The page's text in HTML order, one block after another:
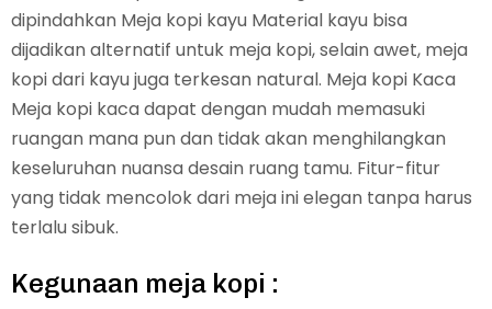
dipindahkan Meja kopi kayu Material kayu bisa
dijadikan alternatif untuk meja kopi, selain awet, meja
kopi dari kayu juga terkesan natural. Meja kopi Kaca
Meja kopi kaca dapat dengan mudah memasuki
ruangan mana pun dan tidak akan menghilangkan
keseluruhan nuansa desain ruang tamu. Fitur-fitur
yang tidak mencolok dari meja ini elegan tanpa harus
terlalu sibuk.
Kegunaan meja kopi :